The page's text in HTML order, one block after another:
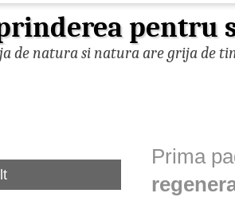
pentru
de natura si natura are grija de
Prima